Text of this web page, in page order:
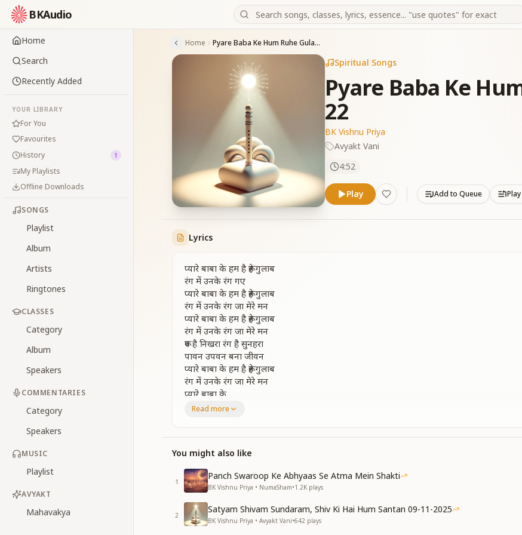
BKAudio
Home
Search
Recently Added
YOUR LIBRARY
For You
Favourites
History
1
My Playlists
Offline Downloads
SONGS
Playlist
Album
Artists
Ringtones
CLASSES
Category
Album
Speakers
COMMENTARIES
Category
Speakers
MUSIC
Playlist
AVYAKT
Mahavakya
Home Pyare Baba Ke Hum Ruhe Gulab Murli 28-8-22
Spiritual Songs
Pyare Baba Ke
22
BK Vishnu Priya
Avyakt Vani
4:52
Play Add to Queue
Lyrics
प्यारे बाबा के हम है रूहे गुलाब
रंग में उनके रंग गए
प्यारे बाबा के हम है रूहे गुलाब
रंग में उनके रंग जा मेरे मन
प्यारे बाबा के हम है रूहे गुलाब
रंग में उनके रंग जा मेरे मन
रूप है निखरा रंग है सुनहरा
पावन उपवन बना जीवन
प्यारे बाबा के हम है रूहे गुलाब
रंग में उनके रंग जा मेरे मन
प्यारे बाबा के
ज्ञान के चलते हंस है हम
ज्ञान के चलते हंस है हम
ज्ञान का मनन ही अपना है काम
गुण मोती चुगे ये अपना हैस्वमान
प्यारे बाबा के हम है रूहे गुलाब
रंग में उनके रंग जा मेरे मन
प्यारे बाबा के
Read more
You might also like
1
Panch Swaroop Ke Abhyaas Se Atma Mein Shakti
BK Vishnu Priya • NumaSham•1.2K plays
2
Satyam Shivam Sundaram, Shiv Ki Hai Hum Santan 09-11-2025
BK Vishnu Priya • Avyakt Vani•642 plays